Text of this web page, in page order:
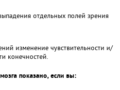
отдельных полей зрения
изменение чувствительности и/
конечностей.
показано, если вы: